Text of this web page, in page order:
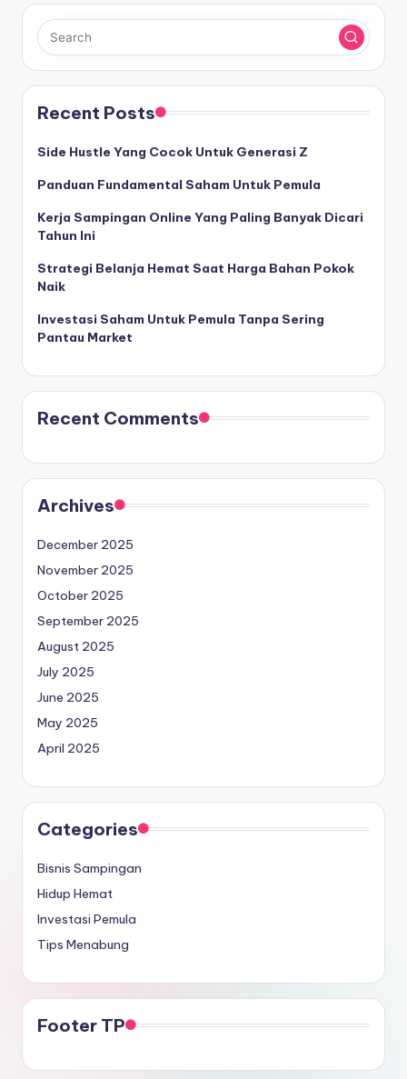
Recent Posts
Side Hustle Yang Cocok Untuk Generasi Z
Panduan Fundamental Saham Untuk Pemula
Kerja Sampingan Online Yang Paling Banyak Dicari
Tahun Ini
Strategi Belanja Hemat Saat Harga Bahan Pokok
Naik
Investasi Saham Untuk Pemula Tanpa Sering
Pantau Market
Recent Comments
Archives
December 2025
November 2025
October 2025
September 2025
August 2025
July 2025
June 2025
May 2025
April 2025
Categories
Bisnis Sampingan
Hidup Hemat
Investasi Pemula
Tips Menabung
Footer TP